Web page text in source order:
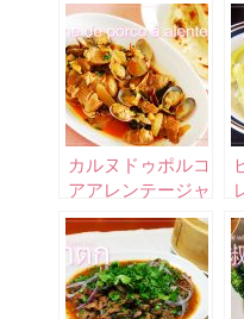
カルヌドゥポルコ
アアレンテージャ
ーナ